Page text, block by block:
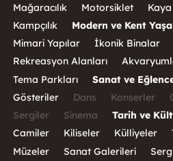
Mağaracılık
Motorsiklet Kaya
Kampçılık
Modern ve Kent
Mimari Yapılar
İkonik Binalar
Rekreasyon Alanları
Tema Parkları
Sanat ve
Gösteriler
Dans Konserler
Sergiler
Sinema Tarih ve
Camiler
Kiliseler Külliyeler
Müzeler
Sanat Galerileri